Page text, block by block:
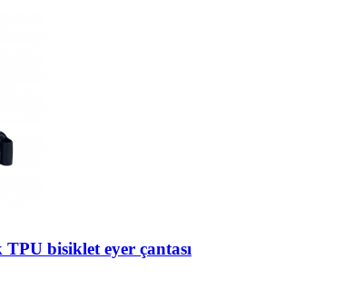
bisiklet eyer çantası